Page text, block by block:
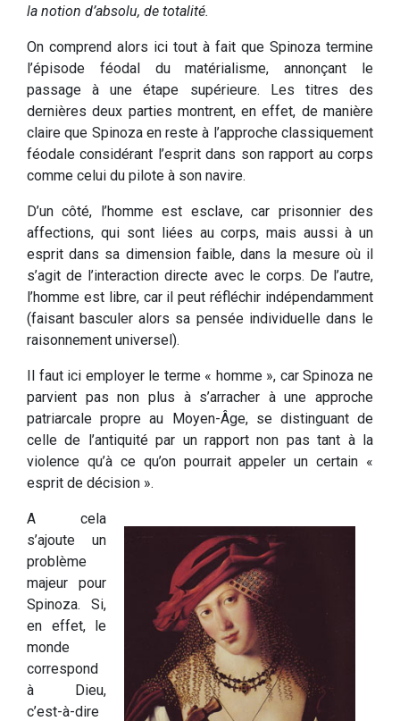
la notion d’absolu, de totalité.
On comprend alors ici tout à fait que Spinoza termine
l’épisode féodal du matérialisme, annonçant le
passage à une étape supérieure. Les titres des
dernières deux parties montrent, en effet, de manière
claire que Spinoza en reste à l’approche classiquement
féodale considérant l’esprit dans son rapport au corps
comme celui du pilote à son navire.
D’un côté, l’homme est esclave, car prisonnier des
affections, qui sont liées au corps, mais aussi à un
esprit dans sa dimension faible, dans la mesure où il
s’agit de l’interaction directe avec le corps. De l’autre,
l’homme est libre, car il peut réfléchir indépendamment
(faisant basculer alors sa pensée individuelle dans le
raisonnement universel).
Il faut ici employer le terme « homme », car Spinoza ne
parvient pas non plus à s’arracher à une approche
patriarcale propre au Moyen-Âge, se distinguant de
celle de l’antiquité par un rapport non pas tant à la
violence qu’à ce qu’on pourrait appeler un certain «
esprit de décision ».
A cela
s’ajoute un
problème
majeur pour
Spinoza. Si,
en effet, le
monde
correspond
à Dieu,
c’est-à-dire